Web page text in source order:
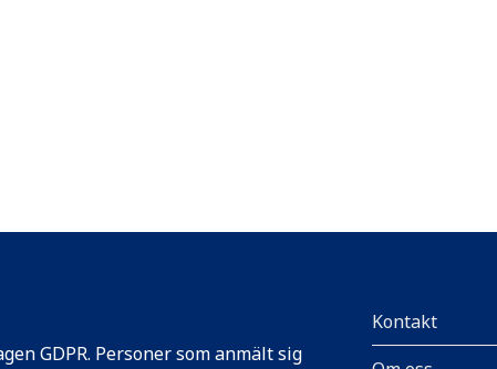
GDPR. Personer som anmält sig
Kontakt